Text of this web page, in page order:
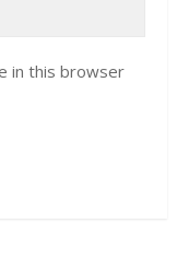
in this browser